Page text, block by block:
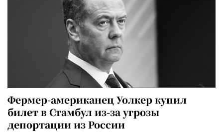
Фермер-американец Уолкер купил
билет в Стамбул из-за угрозы
депортации из России